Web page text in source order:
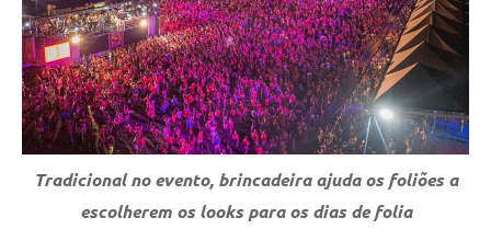
Tradicional no evento, brincadeira ajuda os foliões a
escolherem os looks para os dias de folia